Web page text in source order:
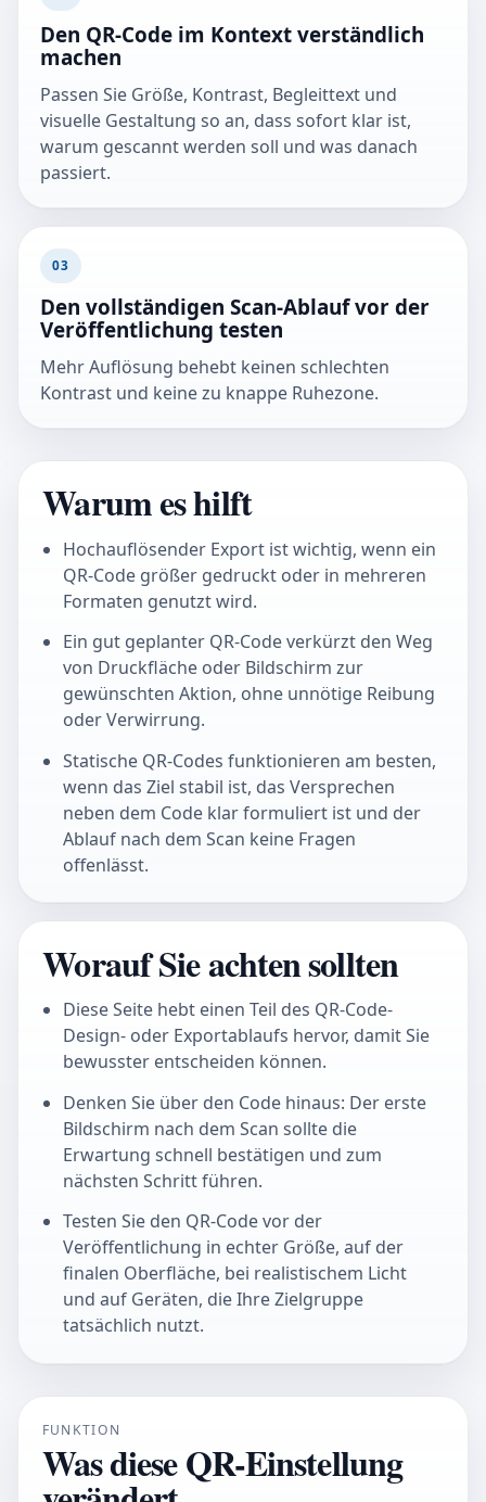
Den QR-Code im Kontext verständlich
machen
Passen Sie Größe, Kontrast, Begleittext und
visuelle Gestaltung so an, dass sofort klar ist,
warum gescannt werden soll und was danach
passiert.
03
Den vollständigen Scan-Ablauf vor der
Veröffentlichung testen
Mehr Auflösung behebt keinen schlechten
Kontrast und keine zu knappe Ruhezone.
Warum es hilft
Hochauflösender Export ist wichtig, wenn ein
QR-Code größer gedruckt oder in mehreren
Formaten genutzt wird.
Ein gut geplanter QR-Code verkürzt den Weg
von Druckfläche oder Bildschirm zur
gewünschten Aktion, ohne unnötige Reibung
oder Verwirrung.
Statische QR-Codes funktionieren am besten,
wenn das Ziel stabil ist, das Versprechen
neben dem Code klar formuliert ist und der
Ablauf nach dem Scan keine Fragen
offenlässt.
Worauf Sie achten sollten
Diese Seite hebt einen Teil des QR-Code-
Design- oder Exportablaufs hervor, damit Sie
bewusster entscheiden können.
Denken Sie über den Code hinaus: Der erste
Bildschirm nach dem Scan sollte die
Erwartung schnell bestätigen und zum
nächsten Schritt führen.
Testen Sie den QR-Code vor der
Veröffentlichung in echter Größe, auf der
finalen Oberfläche, bei realistischem Licht
und auf Geräten, die Ihre Zielgruppe
tatsächlich nutzt.
FUNKTION
Was diese QR-Einstellung